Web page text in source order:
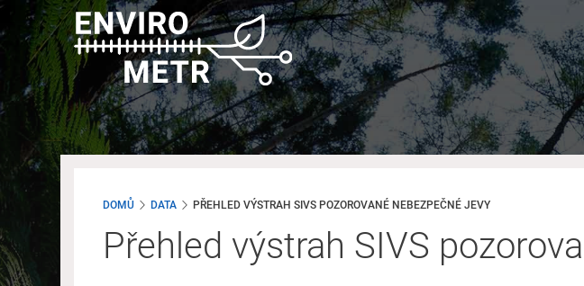
Přejít
k
hlavnímu
obsahu
DOMŮ DATA PŘEHLED VÝSTRAH SIVS POZOROVANÉ NEBEZPEČNÉ JEVY
Přehled výstrah SIVS